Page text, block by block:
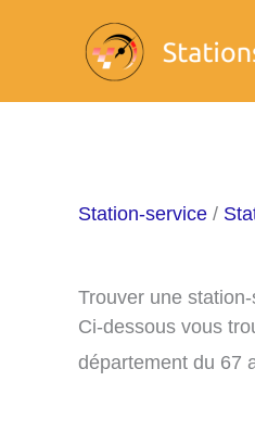
Station-service /
Trouver une
Ci-dessous vous
département du 67